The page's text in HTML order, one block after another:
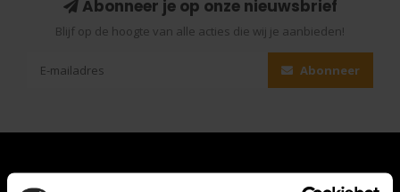
Abonneer je op onze nieuwsbrief
Blijf op de hoogte van alle acties die wij je aanbieden!
Abonneer